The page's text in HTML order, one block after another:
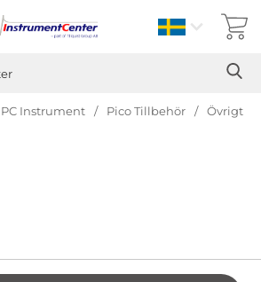
Sverige
PC Instrument Pico Tillbehör Övrigt